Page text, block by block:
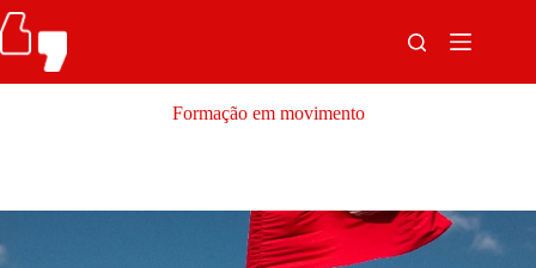
Pular
para
o
conteúdo
Formação em movimento